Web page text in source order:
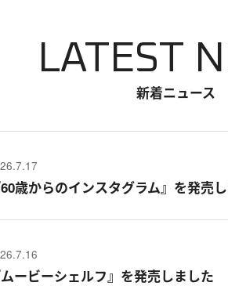
新着ニュース
LATEST
60歳からのインスタグラム』を発売
ムービーシェルフ』を発売しました